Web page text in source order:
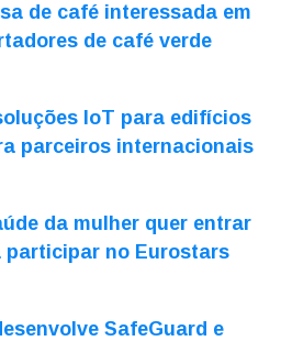
de café interessada em
de café verde
IoT para edifícios
parceiros internacionais
da mulher quer entrar
participar no Eurostars
SafeGuard e